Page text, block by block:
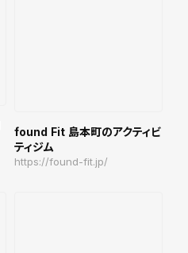
found Fit 島本町のアクティビ
ティジム
https://found-fit.jp/